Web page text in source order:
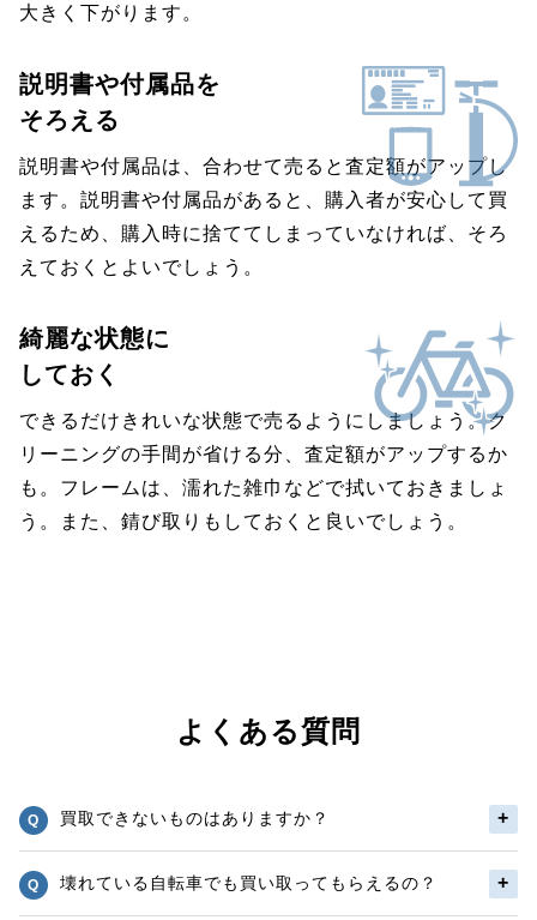
大きく下がります。
説明書や付属品を
そろえる
説明書や付属品は、合わせて売ると査定額がアップし
ます。説明書や付属品があると、購入者が安心して買
えるため、購入時に捨ててしまっていなければ、そろ
えておくとよいでしょう。
綺麗な状態に
しておく
できるだけきれいな状態で売るようにしましょう。ク
リーニングの手間が省ける分、査定額がアップするか
も。フレームは、濡れた雑巾などで拭いておきましょ
う。また、錆び取りもしておくと良いでしょう。
よくある質問
買取できないものはありますか？
壊れている自転車でも買い取ってもらえるの？